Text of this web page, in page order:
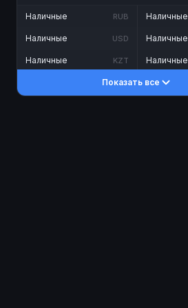
Наличные RUB
Наличные USD
Наличные KZT
Наличные
Наличные
Наличные
Показать все